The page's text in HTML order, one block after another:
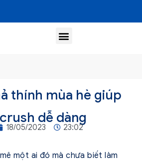
thính mùa hè giúp
dễ dàng
18/05/2023
23:02
một ai đó mà chưa biết làm